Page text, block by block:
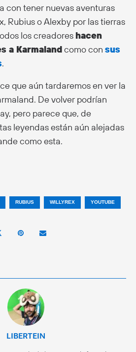
con tener nuevas aventuras
Rubius o Alexby por las tierras
los creadores hacen
a Karmalandcomo con sus
.
que aún tardaremos en ver la
De volver podrían
pero parece que, de
leyendas están aún alejadas
como esta.
RUBIUS WILLYREX YOUTUBE
LIBERTEIN